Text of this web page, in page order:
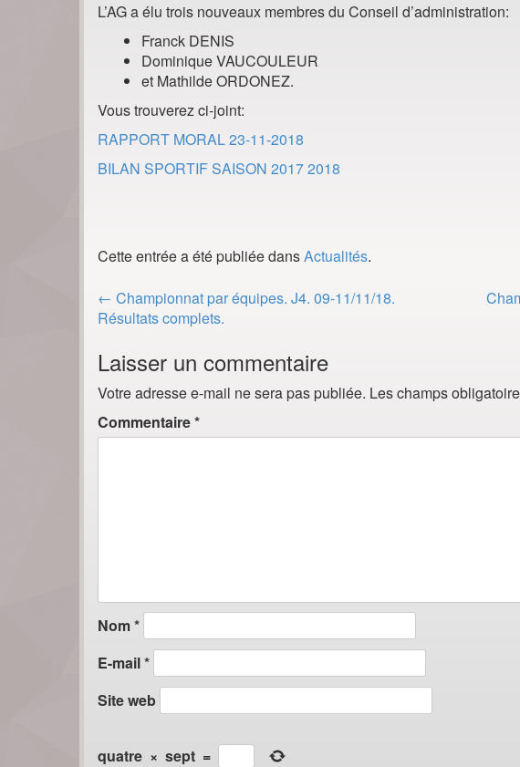
L’AG a élu trois nouveaux membres du Conseil d’administration:
Franck DENIS
Dominique VAUCOULEUR
et Mathilde ORDONEZ.
Vous trouverez ci-joint:
RAPPORT MORAL 23-11-2018
BILAN SPORTIFSAISON 2017 2018
Cette entrée a été publiée dansActualités.
Post
navigation
← Championnat par équipes. J4. 09-11/11/18.
Résultats complets.
Laisser un commentaire
Votre adresse e-mail ne sera pas publiée. Les champs
Commentaire*
Nom*
E-mail*
Site web
quatre × sept =